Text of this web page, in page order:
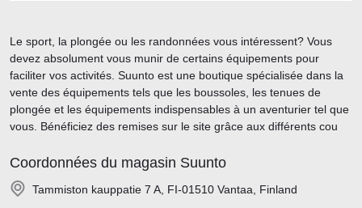
Le sport, la plongée ou les randonnées vous intéressent? Vous
devez absolument vous munir de certains équipements pour
faciliter vos activités. Suunto est une boutique spécialisée dans la
vente des équipements tels que les boussoles, les tenues de
plongée et les équipements indispensables à un aventurier tel que
vous. Bénéficiez des remises sur le site grâce aux différents cou
Coordonnées du magasin Suunto
Tammiston kauppatie 7 A, FI-01510 Vantaa, Finland